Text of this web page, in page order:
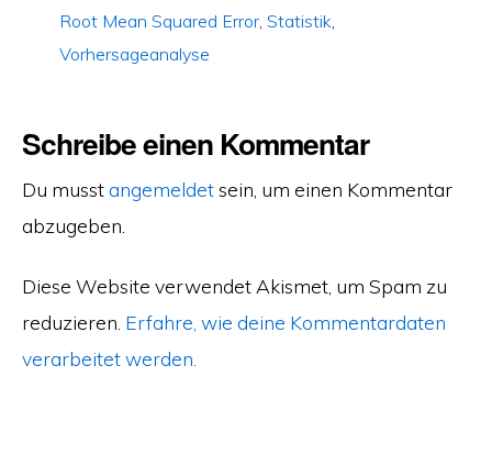
Root Mean Squared Error, Statistik
Vorhersageanalyse
Schreibe einen Kommentar
Du musstangemeldetsein, um einen Kommentar
abzugeben.
Diese Website verwendet Akismet, um Spam zu
reduzieren. Erfahre, wie deine Kommentardaten
verarbeitet werden.